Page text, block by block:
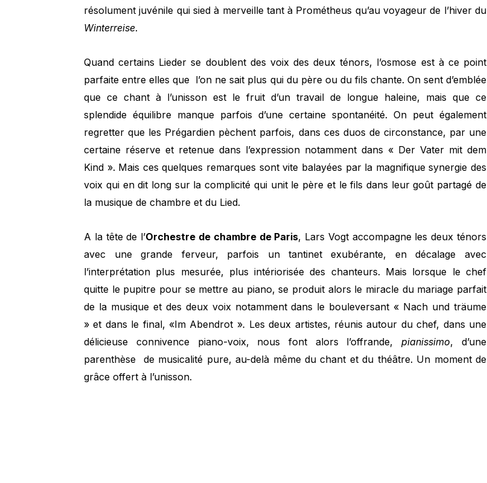
résolument juvénile qui sied à merveille tant à Prométheus qu’au voyageur de l’hiver du
Winterreise.
Quand certains Lieder se doublent des voix des deux ténors, l’osmose est à ce point
parfaite entre elles que l’on ne sait plus qui du père ou du fils chante. On sent d’emblée
que ce chant à l’unisson est le fruit d’un travail de longue haleine, mais que ce
splendide équilibre manque parfois d’une certaine spontanéité. On peut également
regretter que les Prégardien pèchent parfois, dans ces duos de circonstance, par une
certaine réserve et retenue dans l’expression notamment dans « Der Vater mit dem
Kind ». Mais ces quelques remarques sont vite balayées par la magnifique synergie des
voix qui en dit long sur la complicité qui unit le père et le fils dans leur goût partagé de
la musique de chambre et du Lied.
A la tête de l’Orchestre de chambre de Paris, Lars Vogt accompagne les deux ténors
avec une grande ferveur, parfois un tantinet exubérante, en décalage avec
l’interprétation plus mesurée, plus intériorisée des chanteurs. Mais lorsque le chef
quitte le pupitre pour se mettre au piano, se produit alors le miracle du mariage parfait
de la musique et des deux voix notamment dans le bouleversant « Nach und träume
» et dans le final, «Im Abendrot ». Les deux artistes, réunis autour du chef, dans une
délicieuse connivence piano-voix, nous font alors l’offrande,pianissimo, d’une
parenthèse de musicalité pure, au-delà même du chant et du théâtre. Un moment de
grâce offert à l’unisson.